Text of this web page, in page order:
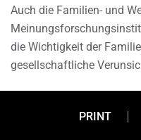
Auch die Familien- und
die Wichtigkeit der
gesellschaftliche
PRINT